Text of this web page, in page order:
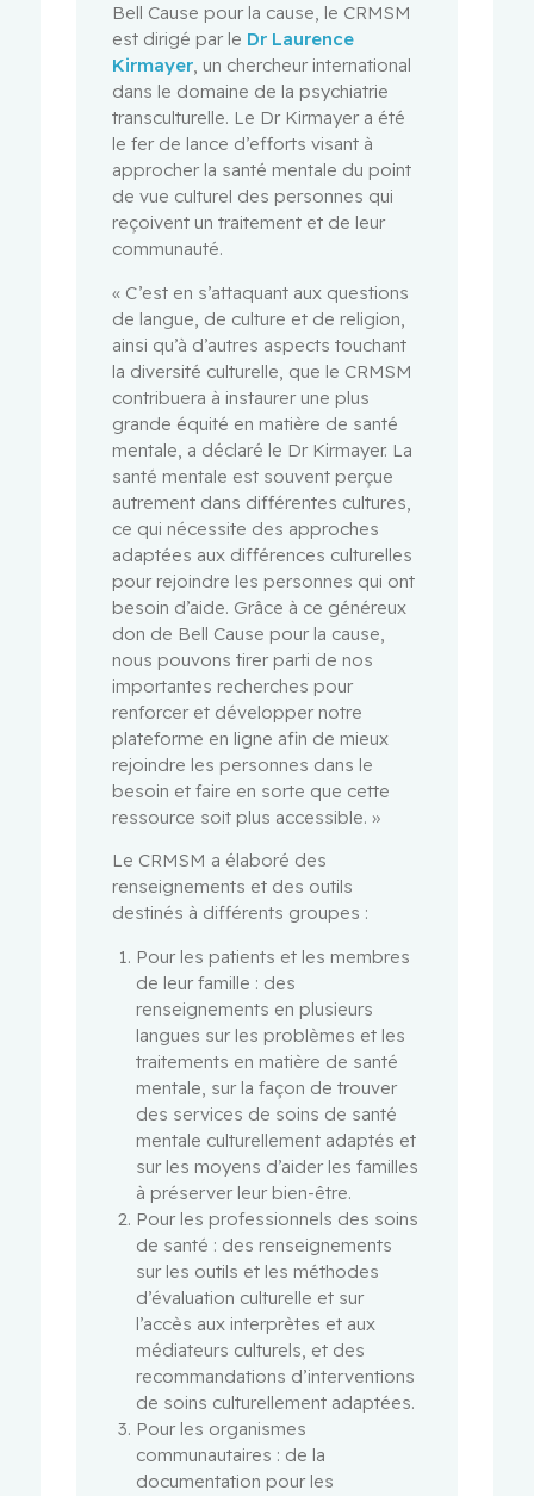
Bell Cause pour la cause, le CRMSM
est dirigé par le Dr Laurence
Kirmayer, un chercheur international
dans le domaine de la psychiatrie
transculturelle. Le Dr Kirmayer a été
le fer de lance d’efforts visant à
approcher la santé mentale du point
de vue culturel des personnes qui
reçoivent un traitement et de leur
communauté.
« C’est en s’attaquant aux questions
de langue, de culture et de religion,
ainsi qu’à d’autres aspects touchant
la diversité culturelle, que le CRMSM
contribuera à instaurer une plus
grande équité en matière de santé
mentale, a déclaré le Dr Kirmayer. La
santé mentale est souvent perçue
autrement dans différentes cultures,
ce qui nécessite des approches
adaptées aux différences culturelles
pour rejoindre les personnes qui ont
besoin d’aide. Grâce à ce généreux
don de Bell Cause pour la cause,
nous pouvons tirer parti de nos
importantes recherches pour
renforcer et développer notre
plateforme en ligne afin de mieux
rejoindre les personnes dans le
besoin et faire en sorte que cette
ressource soit plus accessible. »
Le CRMSM a élaboré des
renseignements et des outils
destinés à différents groupes :
Pour les patients et les membres
de leur famille : des
renseignements en plusieurs
langues sur les problèmes et les
traitements en matière de santé
mentale, sur la façon de trouver
des services de soins de santé
mentale culturellement adaptés et
sur les moyens d’aider les familles
à préserver leur bien-être.
Pour les professionnels des soins
de santé : des renseignements
sur les outils et les méthodes
d’évaluation culturelle et sur
l’accès aux interprètes et aux
médiateurs culturels, et des
recommandations d’interventions
de soins culturellement adaptées.
Pour les organismes
communautaires : de la
documentation pour les